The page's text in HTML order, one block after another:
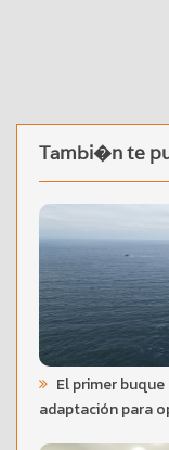
Tambi�n te
El primer
adaptación para